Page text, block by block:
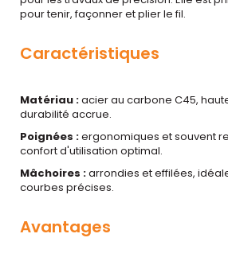
pour tenir, façonner et plier le fil.
Caractéristiques
Matériau :acier au carbone C45,
durabilité accrue.
Poignées :ergonomiques et souvent
confort d'utilisation optimal.
Mâchoires :arrondies et effilées,
courbes précises.
Avantages